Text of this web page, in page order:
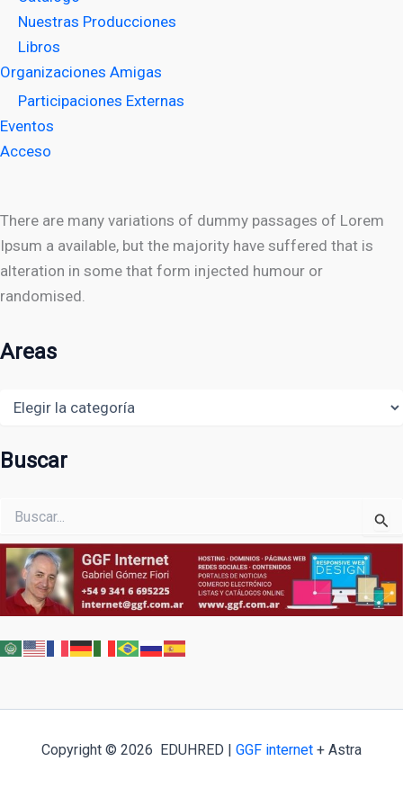
Nuestras Producciones
Libros
Organizaciones Amigas
Participaciones Externas
Eventos
Acceso
There are many variations of dummy passages of Lorem
Ipsum a available, but the majority have suffered that is
alteration in some that form injected humour or
randomised.
Areas
Buscar
por:
Copyright © 2026 EDUHRED | GGF internet + Astra